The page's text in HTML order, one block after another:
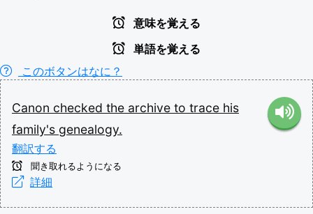
意味を覚える
単語を覚える
このボタンはなに？
Canon checked the archive to trace his
family's genealogy.
翻訳する
聞き取れるようになる
詳細